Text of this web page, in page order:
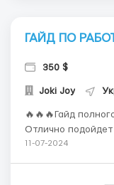
ГАЙД ПО
350 $
Joki Joy
🔥🔥🔥Гайд
Отлично
курс дела и понять с
11-07-2024